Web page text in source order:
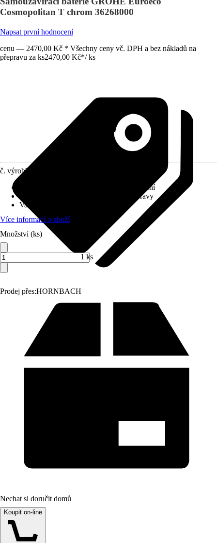
Cosmopolitan T chrom 36268000
Napsat první hodnocení
cenu — 2470,00 Kč * Všechny ceny vč. DPH a bez nákladů na
přepravu za ks2470,00 Kč*/ ks
Prodej přes:HORNBACH
č. výrobku
Vytahovací vyústění
Bez odtokové soupravy
Varianta
Více informací o zboží
Množství (ks)
1 ks
Nechat si doručit domů
Koupit on-line